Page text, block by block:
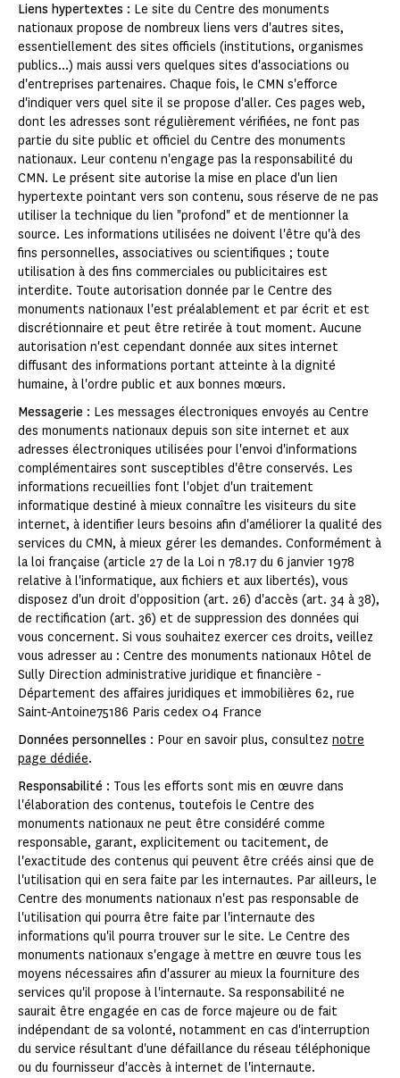
Liens hypertextes : Le site du Centre des monuments
nationaux propose de nombreux liens vers d'autres sites,
essentiellement des sites officiels (institutions, organismes
publics...) mais aussi vers quelques sites d'associations ou
d'entreprises partenaires. Chaque fois, le CMN s'efforce
d'indiquer vers quel site il se propose d'aller. Ces pages web,
dont les adresses sont régulièrement vérifiées, ne font pas
partie du site public et officiel du Centre des monuments
nationaux. Leur contenu n'engage pas la responsabilité du
CMN. Le présent site autorise la mise en place d'un lien
hypertexte pointant vers son contenu, sous réserve de ne pas
utiliser la technique du lien "profond" et de mentionner la
source. Les informations utilisées ne doivent l'être qu'à des
fins personnelles, associatives ou scientifiques ; toute
utilisation à des fins commerciales ou publicitaires est
interdite. Toute autorisation donnée par le Centre des
monuments nationaux l'est préalablement et par écrit et est
discrétionnaire et peut être retirée à tout moment. Aucune
autorisation n'est cependant donnée aux sites internet
diffusant des informations portant atteinte à la dignité
humaine, à l'ordre public et aux bonnes mœurs.
Messagerie : Les messages électroniques envoyés au Centre
des monuments nationaux depuis son site internet et aux
adresses électroniques utilisées pour l'envoi d'informations
complémentaires sont susceptibles d'être conservés. Les
informations recueillies font l'objet d'un traitement
informatique destiné à mieux connaître les visiteurs du site
internet, à identifier leurs besoins afin d'améliorer la qualité des
services du CMN, à mieux gérer les demandes. Conformément à
la loi française (article 27 de la Loi n 78.17 du 6 janvier 1978
relative à l'informatique, aux fichiers et aux libertés), vous
disposez d'un droit d'opposition (art. 26) d'accès (art. 34 à 38),
de rectification (art. 36) et de suppression des données qui
vous concernent. Si vous souhaitez exercer ces droits, veillez
vous adresser au : Centre des monuments nationaux Hôtel de
Sully Direction administrative juridique et financière -
Département des affaires juridiques et immobilières 62, rue
Saint-Antoine75186 Paris cedex 04 France
Données personnelles : Pour en savoir plus, consultez notre
page dédiée.
Responsabilité : Tous les efforts sont mis en œuvre dans
l'élaboration des contenus, toutefois le Centre des
monuments nationaux ne peut être considéré comme
responsable, garant, explicitement ou tacitement, de
l'exactitude des contenus qui peuvent être créés ainsi que de
l'utilisation qui en sera faite par les internautes. Par ailleurs, le
Centre des monuments nationaux n'est pas responsable de
l'utilisation qui pourra être faite par l'internaute des
informations qu'il pourra trouver sur le site. Le Centre des
monuments nationaux s'engage à mettre en œuvre tous les
moyens nécessaires afin d'assurer au mieux la fourniture des
services qu'il propose à l'internaute. Sa responsabilité ne
saurait être engagée en cas de force majeure ou de fait
indépendant de sa volonté, notamment en cas d'interruption
du service résultant d'une défaillance du réseau téléphonique
ou du fournisseur d'accès à internet de l'internaute.